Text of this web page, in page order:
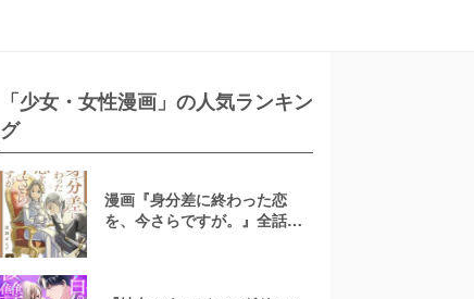
「少女・女性漫画」の人気ランキン
グ
漫画『身分差に終わった恋
を、今さらですが。』全話ネ